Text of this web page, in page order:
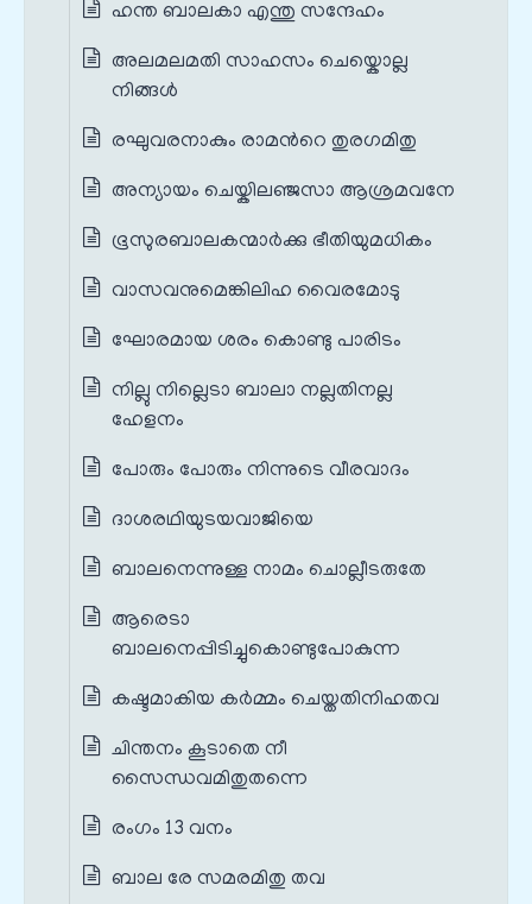
ഹന്ത ബാലകാ എന്തു സന്ദേഹം
അലമലമതി സാഹസം ചെയ്കൊല്ല
നിങ്ങള്‍
രഘുവരനാകും രാമന്‍റെ തുരഗമിതു
അന്യായം ചെയ്കിലഞ്ജസാ ആശ്രമവനേ
ഭൂസുരബാലകന്മാര്‍ക്കു ഭീതിയുമധികം
വാസവനുമെങ്കിലിഹ വൈരമോടു
ഘോരമായ ശരം കൊണ്ടു പാരിടം
നില്ലു നില്ലെടാ ബാലാ നല്ലതിനല്ല
ഹേളനം
പോരും പോരും നിന്നുടെ വീരവാദം
ദാശരഥിയുടയവാജിയെ
ബാലനെന്നുള്ള നാമം ചൊല്ലീടരുതേ
ആരെടാ
ബാലനെപ്പിടിച്ചുകൊണ്ടുപോകുന്ന
കഷ്ടമാകിയ കര്‍മ്മം ചെയ്തതിനിഹതവ
ചിന്തനം കൂടാതെ നീ
സൈന്ധവമിതുതന്നെ
രംഗം 13 വനം
ബാല രേ സമരമിതു തവ